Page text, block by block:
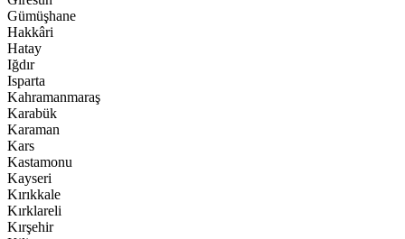
Gümüşhane
Hakkâri
Hatay
Iğdır
Isparta
Kahramanmaraş
Karabük
Karaman
Kars
Kastamonu
Kayseri
Kırıkkale
Kırklareli
Kırşehir